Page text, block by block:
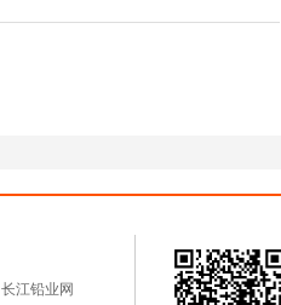
长江铅业网